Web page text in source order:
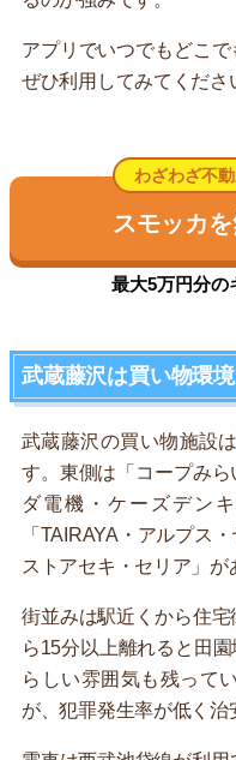
アプリでいつでもどこで
ぜひ利用してみてくださ
わざわざ不
スモッカ
最大5万円分の
武蔵藤沢は買い物環
武蔵藤沢の買い物施設
す。東側は「コープみ
ダ電機・ケーズデン
「TAIRAYA・アルプス
ストアセキ・セリア」が
街並みは駅近くから住
ら15分以上離れると田
らしい雰囲気も残って
が、犯罪発生率が低く治